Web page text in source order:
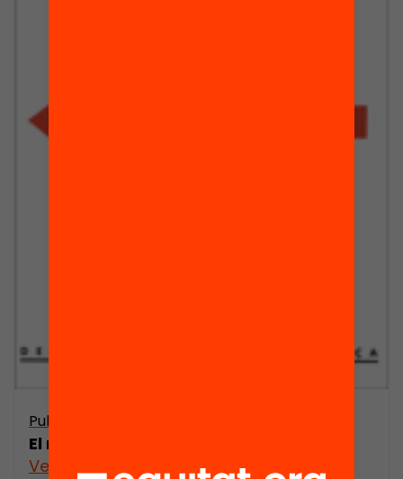
Publicació
El metge davant l’atenció sanitària
Veure’n més